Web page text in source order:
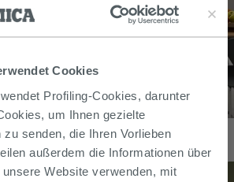
Cookies
Profiling-Cookies, darunter
um Ihnen gezielte
zu senden, die Ihren Vorlieben
außerdem die Informationen über
Website verwenden, mit
Grey Zementoptik Grau